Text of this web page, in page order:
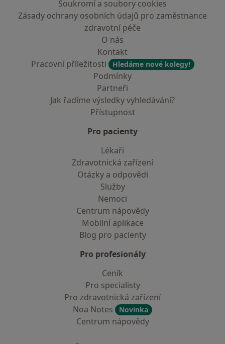
Soukromí a soubory cookies
Zásady ochrany osobních údajů pro zaměstnance
zdravotní péče
O nás
Kontakt
Pracovní příležitosti
Hledáme nové kolegy!
Podmínky
Partneři
Jak řadíme výsledky vyhledávání?
Přístupnost
Pro pacienty
Lékaři
Zdravotnická zařízení
Otázky a odpovědi
Služby
Nemoci
Centrum nápovědy
Mobilní aplikace
Blog pro pacienty
Pro profesionály
Ceník
Pro specialisty
Pro zdravotnická zařízení
Noa Notes
Novinka
Centrum nápovědy